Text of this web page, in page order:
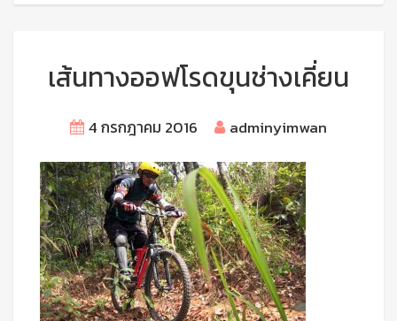
เส้นทางออฟโรดขุนช่างเคี่ยน
4 กรกฎาคม 2016 adminyimwan